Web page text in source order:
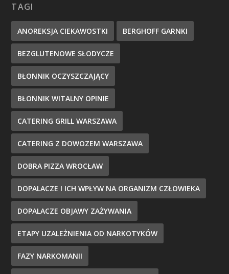
TAGI
ANOREKSJA CIEKAWOSTKI BERGHOFF GARNKI
BEZGLUTENOWE SŁODYCZE
BŁONNIK OCZYSZCZAJĄCY
BŁONNIK WITALNY OPINIE
CATERING GRILL WARSZAWA
CATERING Z DOWOZEM WARSZAWA
DOBRA PIZZA WROCŁAW
DOPALACZE I ICH WPŁYW NA ORGANIZM CZŁOWIEKA
DOPALACZE OBJAWY ZAŻYWANIA
ETAPY UZALEŻNIENIA OD NARKOTYKÓW
FAZY NARKOMANII